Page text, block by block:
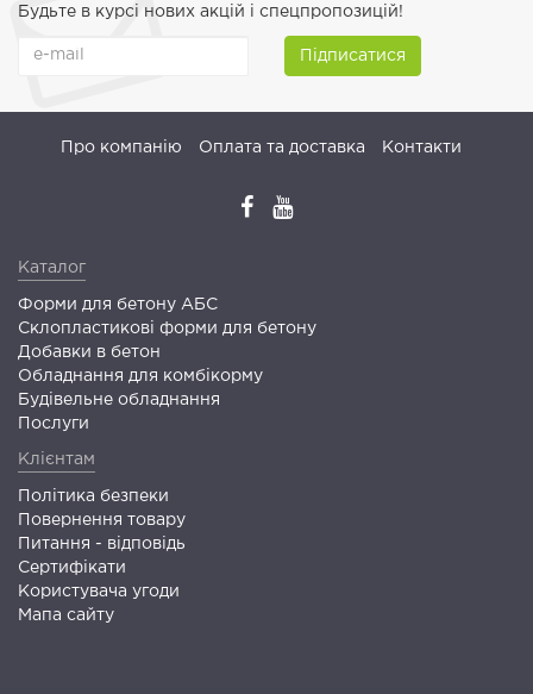
Будьте в курсі нових акцій і спецпропозицій!
Підписатися
Про компанію Оплата та доставка Контакти
Каталог
Форми для бетону АБС
Склопластикові форми для бетону
Добавки в бетон
Обладнання для комбікорму
Будівельне обладнання
Послуги
Клієнтам
Політика безпеки
Повернення товару
Питання - відповідь
Сертифікати
Користувача угоди
Мапа сайту